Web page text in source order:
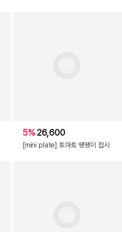
5%26,600
[mini plate] 토마토 땡땡이 접시